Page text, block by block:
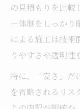
の見積もりを比較
ー体制をしっかり
による施工は技術
りやすさや透明性
特に、「安さ」だ
を省略されるリス